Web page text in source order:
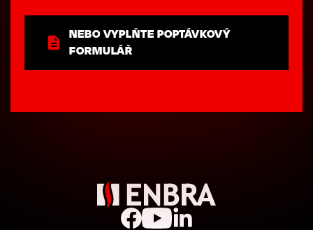
NEBO VYPLŇTE POPTÁVKOVÝ
FORMULÁŘ